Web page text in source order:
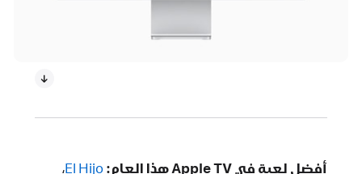
أفضل لعبة في Apple TV هذا العام: El Hijo‏،